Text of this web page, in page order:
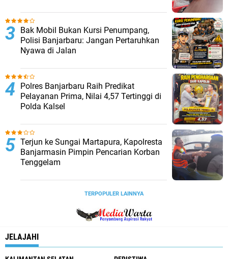
Bak Mobil Bukan Kursi Penumpang,
Polisi Banjarbaru: Jangan Pertaruhkan
Nyawa di Jalan
Polres Banjarbaru Raih Predikat
Pelayanan Prima, Nilai 4,57 Tertinggi di
Polda Kalsel
Terjun ke Sungai Martapura, Kapolresta
Banjarmasin Pimpin Pencarian Korban
Tenggelam
TERPOPULER LAINNYA
JELAJAHI